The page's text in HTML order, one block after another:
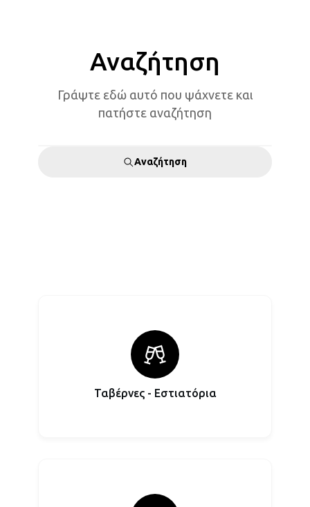
Αναζήτηση
Γράψτε εδώ αυτό που ψάχνετε και
πατήστε αναζήτηση
Αναζήτηση
Ταβέρνες - Εστιατόρια